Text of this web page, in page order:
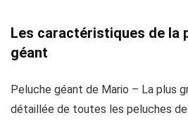
Les caractéristiques de la
géant
Peluche géant de Mario – La plus
détaillée de toutes les peluches